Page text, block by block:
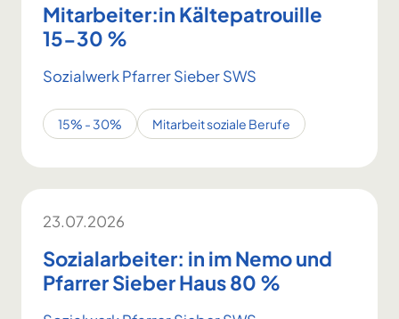
Mitarbeiter:in Kältepatrouille
15-30 %
Sozialwerk Pfarrer Sieber SWS
15% - 30% Mitarbeit soziale Berufe
23.07.2026
Sozialarbeiter: in im Nemo und
Pfarrer Sieber Haus 80 %